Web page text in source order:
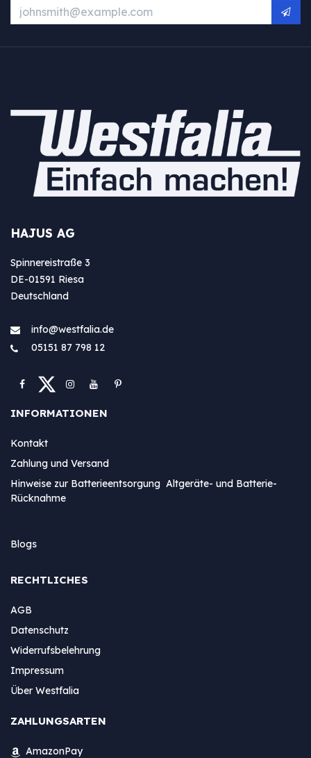
HAJUS AG
Spinnereistraße 3
DE-01591 Riesa
Deutschland
info@westfa​lia.de
05151 87 798 12
INFORMATIONEN
Kontakt
Zahlung und Versand
Hinweise zur Batterieentsorgung Altgeräte- und Batterie-
Rücknahme
Blogs
RECHTLICHES
AGB
Datenschutz
Widerrufsbelehrung
Impressum
Über Westfalia
ZAHLUNGSARTEN
AmazonPay